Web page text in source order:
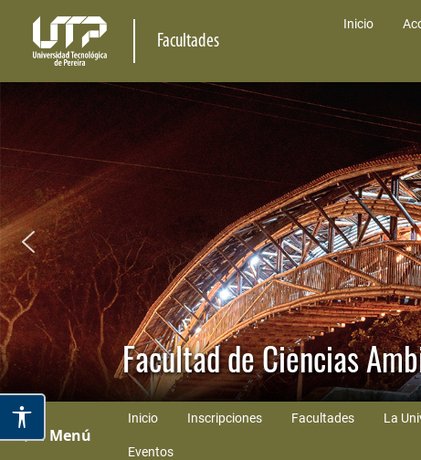
Facultades
Inicio
Facultad de Ciencias
Menú
Inicio Inscripciones Facultades La
Eventos